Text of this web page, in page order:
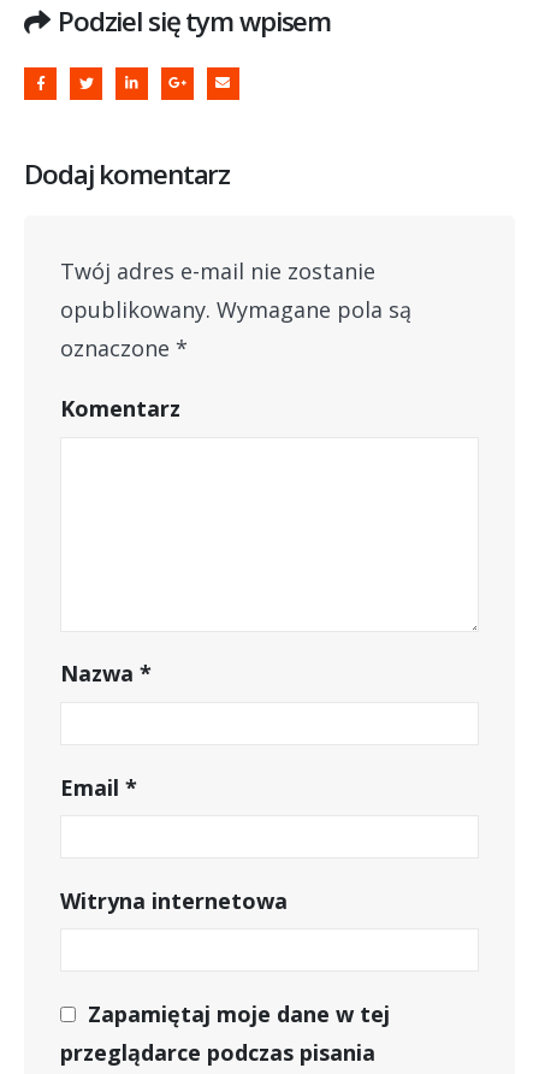
Podziel się tym wpisem
Dodaj komentarz
Twój adres e-mail nie zostanie
opublikowany. Wymagane pola są
oznaczone *
Komentarz
Nazwa *
Email *
Witryna internetowa
Zapamiętaj moje dane w tej
przeglądarce podczas pisania